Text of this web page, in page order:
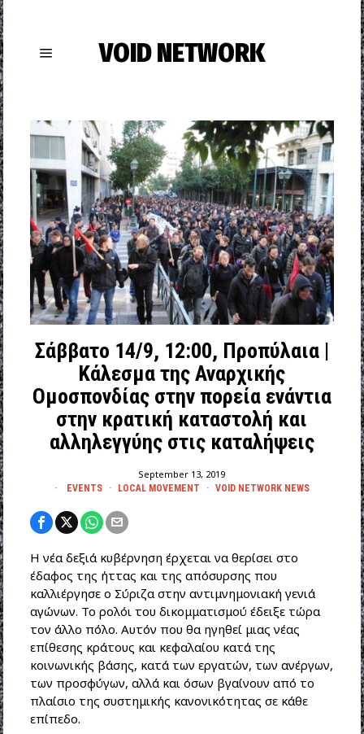
VOID NETWORK
Σάββατο 14/9, 12:00, Προπύλαια |
Κάλεσμα της Αναρχικής
Ομοσπονδίας στην πορεία ενάντια
στην κρατική καταστολή και
αλληλεγγύης στις καταλήψεις
September 13, 2019
EVENTS · LOCAL MOVEMENT · VOID NETWORK NEWS
Η νέα δεξιά κυβέρνηση έρχεται να θερίσει στο
έδαφος της ήττας και της απόσυρσης που
καλλιέργησε ο Σύριζα στην αντιμνημονιακή γενιά
αγώνων. Το ρολόι του δικομματισμού έδειξε τώρα
τον άλλο πόλο. Αυτόν που θα ηγηθεί μιας νέας
επίθεσης κράτους και κεφαλαίου κατά της
κοινωνικής βάσης, κατά των εργατών, των ανέργων,
των προσφύγων, αλλά και όσων βγαίνουν από το
πλαίσιο της συστημικής κανονικότητας σε κάθε
επίπεδο.